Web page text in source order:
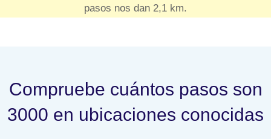
pasos nos dan 2,1 km.
Compruebe cuántos pasos son
3000 en ubicaciones conocidas